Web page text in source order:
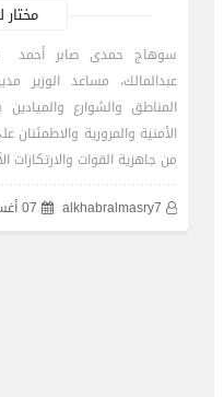
سوهاج حمدى صابر أحمد
عبدالمالك، مساعد الوزير
المناطق والشوارع والميادين
الأمنية والمرورية والاطمئنان
من جاهزية القوات والارتكازات
alkhabralmasry7
07 أغسطس 2026